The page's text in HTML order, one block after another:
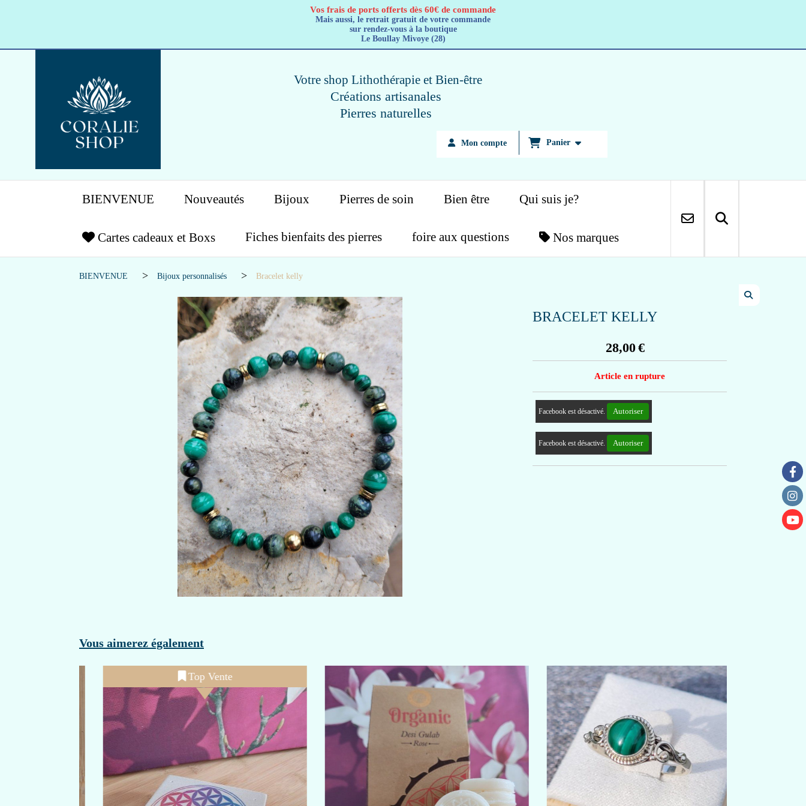
Vos frais de ports offerts dès 60€ de commande
Mais aussi, le retrait gratuit de votre commande
sur rendez-vous à la boutique
Le Boullay Mivoye (28)
Votre shop Lithothérapie et Bien-être
Créations artisanales
Pierres naturelles
Mon compte Panier
BIENVENUE Nouveautés Bijoux Pierres de soin Bien être Qui suis je?
Cartes cadeaux et Boxs Fiches bienfaits des pierres foire aux questions Nos marques
BIENVENUE Bijoux personnalisés Bracelet kelly
BRACELET KELLY
28,00€
Article en rupture
Facebook est désactivé. Autoriser
Facebook est désactivé. Autoriser
Vous aimerez également